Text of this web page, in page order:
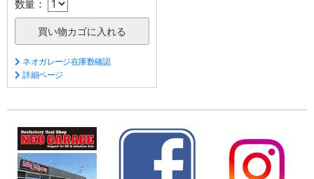
数量：
ネオガレージ在庫数確認
詳細ページ